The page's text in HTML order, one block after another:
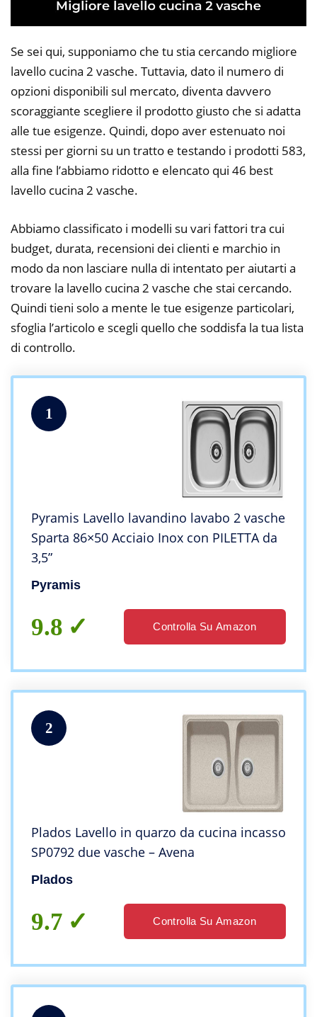
Se sei qui, supponiamo che tu stia cercando migliore
lavello cucina 2 vasche. Tuttavia, dato il numero di
opzioni disponibili sul mercato, diventa davvero
scoraggiante scegliere il prodotto giusto che si adatta
alle tue esigenze. Quindi, dopo aver estenuato noi
stessi per giorni su un tratto e testando i prodotti 583,
alla fine l’abbiamo ridotto e elencato qui 46 best
lavello cucina 2 vasche.
Abbiamo classificato i modelli su vari fattori tra cui
budget, durata, recensioni dei clienti e marchio in
modo da non lasciare nulla di intentato per aiutarti a
trovare la lavello cucina 2 vasche che stai cercando.
Quindi tieni solo a mente le tue esigenze particolari,
sfoglia l’articolo e scegli quello che soddisfa la tua lista
di controllo.
1
Pyramis Lavello lavandino lavabo 2 vasche
Sparta 86×50 Acciaio Inox con PILETTA da
3,5”
Pyramis
9.8 Controlla Su Amazon
2
Plados Lavello in quarzo da cucina incasso
SP0792 due vasche – Avena
Plados
9.7 Controlla Su Amazon